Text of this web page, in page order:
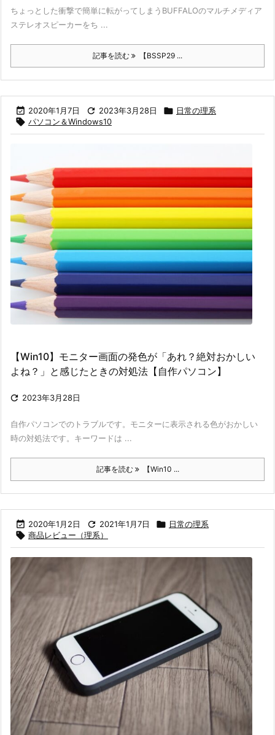
ちょっとした衝撃で簡単に転がってしまうBUFFALOのマルチメディア
ステレオスピーカーをち ...
記事を読む 【BSSP29 ...
 2020年1月7日  2023年3月28日  日常の理系
 パソコン＆Windows10
【Win10】モニター画面の発色が「あれ？絶対おかしい
よね？」と感じたときの対処法【自作パソコン】
 2023年3月28日
自作パソコンでのトラブルです。モニターに表示される色がおかしい
時の対処法です。キーワードは ...
記事を読む 【Win10 ...
 2020年1月2日  2021年1月7日  日常の理系
 商品レビュー（理系）